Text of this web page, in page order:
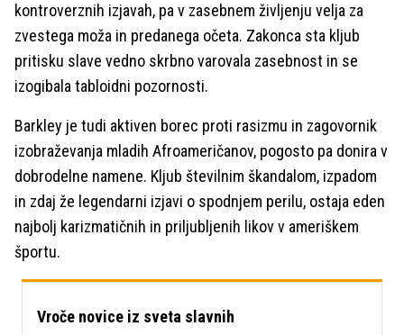
kontroverznih izjavah, pa v zasebnem življenju velja za
zvestega moža in predanega očeta. Zakonca sta kljub
pritisku slave vedno skrbno varovala zasebnost in se
izogibala tabloidni pozornosti.
Barkley je tudi aktiven borec proti rasizmu in zagovornik
izobraževanja mladih Afroameričanov, pogosto pa donira v
dobrodelne namene. Kljub številnim škandalom, izpadom
in zdaj že legendarni izjavi o spodnjem perilu, ostaja eden
najbolj karizmatičnih in priljubljenih likov v ameriškem
športu.
Vroče novice iz sveta slavnih